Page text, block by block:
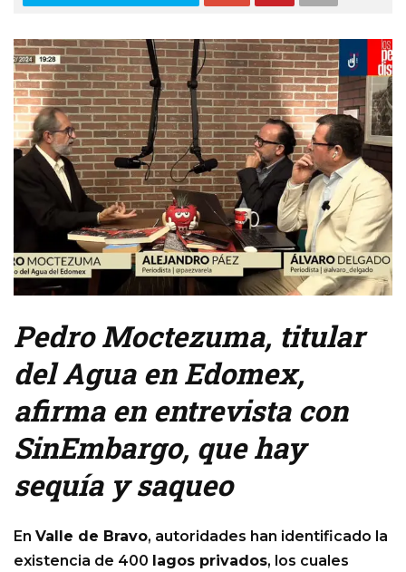
Pedro Moctezuma, titular
del Agua en Edomex,
afirma en entrevista con
SinEmbargo, que hay
sequía y saqueo
En Valle de Bravo, autoridades han identificado la
existencia de 400 lagos privados, los cuales